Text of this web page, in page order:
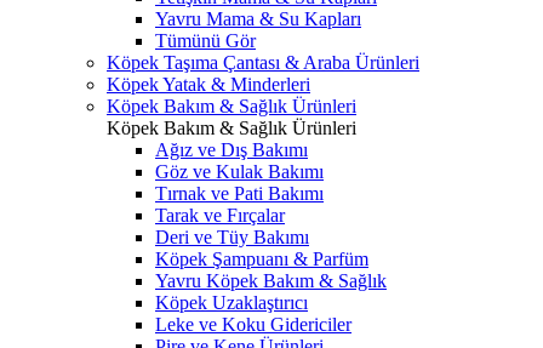
Yavru Mama & Su Kapları
Tümünü Gör
Köpek Taşıma Çantası & Araba Ürünleri
Köpek Yatak & Minderleri
Köpek Bakım & Sağlık Ürünleri
Köpek Bakım & Sağlık Ürünleri
Ağız ve Dış Bakımı
Göz ve Kulak Bakımı
Tırnak ve Pati Bakımı
Tarak ve Fırçalar
Deri ve Tüy Bakımı
Köpek Şampuanı & Parfüm
Yavru Köpek Bakım & Sağlık
Köpek Uzaklaştırıcı
Leke ve Koku Gidericiler